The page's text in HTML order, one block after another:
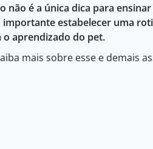
não é a única dica para ensinar
estabelecer uma
aprendizado do pet.
mais sobre esse e demais